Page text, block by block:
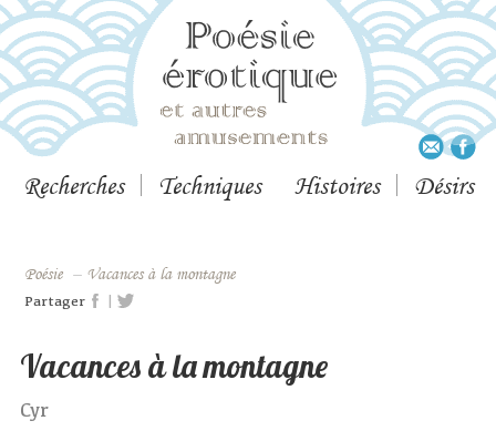
Recherches Techniques Histoires Désirs
Poésie – Vacances à la montagne
Partager |
Vacances à la montagne
Cyr